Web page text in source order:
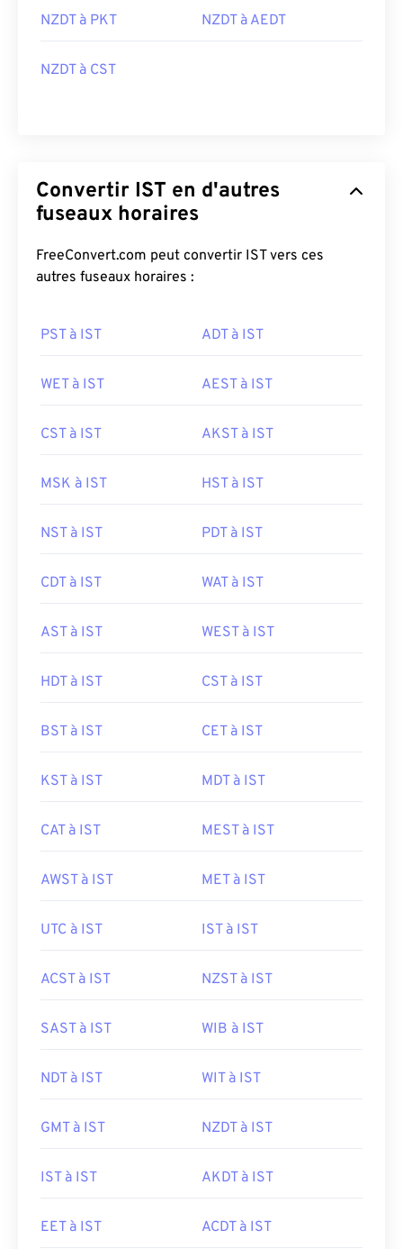
NZDT à PKT NZDT à AEDT
NZDT à CST
Convertir IST en d'autres
fuseaux horaires
FreeConvert.com peut convertir IST vers ces
autres fuseaux horaires :
PST à IST ADT à IST
WET à IST AEST à IST
CST à IST AKST à IST
MSK à IST HST à IST
NST à IST PDT à IST
CDT à IST WAT à IST
AST à IST WEST à IST
HDT à IST CST à IST
BST à IST CET à IST
KST à IST MDT à IST
CAT à IST MEST à IST
AWST à IST MET à IST
UTC à IST IST à IST
ACST à IST NZST à IST
SAST à IST WIB à IST
NDT à IST WIT à IST
GMT à IST NZDT à IST
IST à IST AKDT à IST
EET à IST ACDT à IST